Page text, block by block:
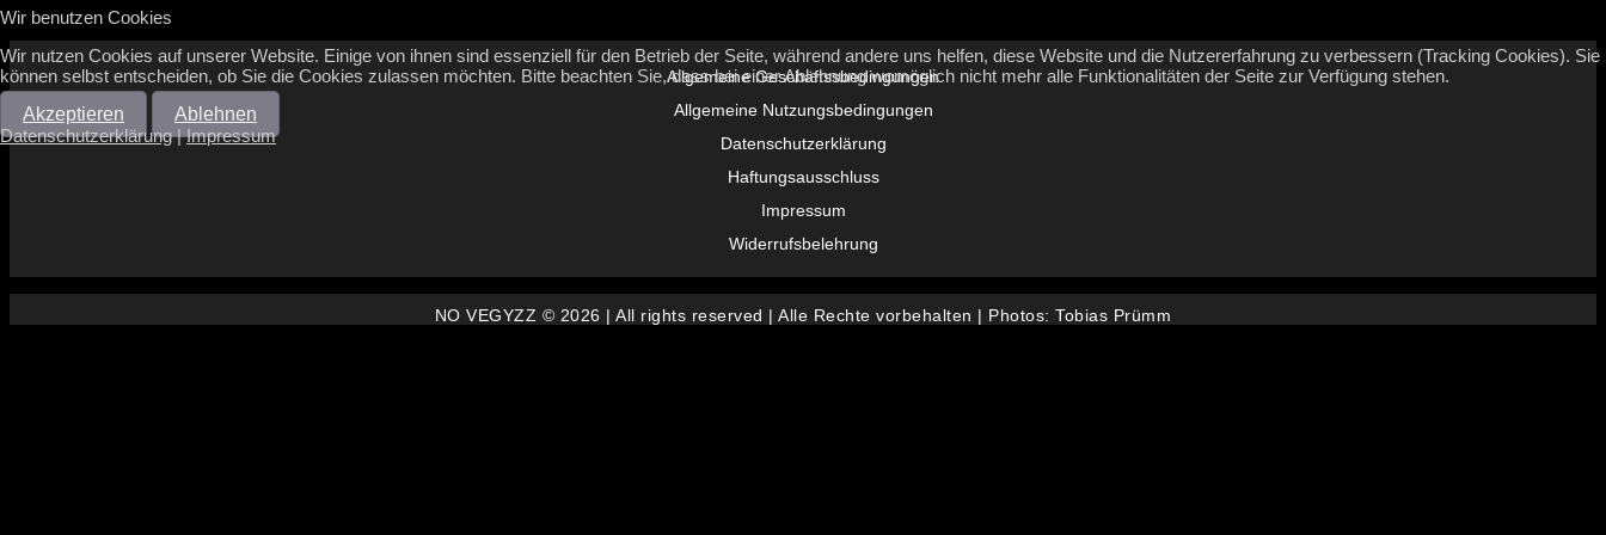
Allgemeine Geschäftssbedingungen
Allgemeine Nutzungsbedingungen
Datenschutzerklärung
Haftungsausschluss
Impressum
Widerrufsbelehrung
NO VEGYZZ © 2026 | All rights reserved | Alle Rechte vorbehalten | Photos: Tobias Prümm
Wir benutzen Cookies
Wir nutzen Cookies auf unserer Website. Einige von ihnen sind essenziell für den Betrieb der Seite, während andere uns helfen, diese Website und die Nutzererfahrung zu verbessern (Tracking Cookies). Sie
können selbst entscheiden, ob Sie die Cookies zulassen möchten. Bitte beachten Sie, dass bei einer Ablehnung womöglich nicht mehr alle Funktionalitäten der Seite zur Verfügung stehen.
Akzeptieren
Ablehnen
Datenschutzerklärung|Impressum